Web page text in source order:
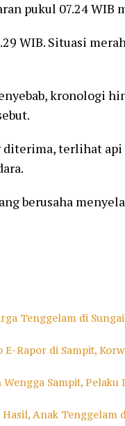
pukul 07.24 WIB
WIB. Situasi
kronologi
terlihat api
berusaha
Tenggelam di
Rapor di Sampit,
Sampit,
Anak Tenggelam